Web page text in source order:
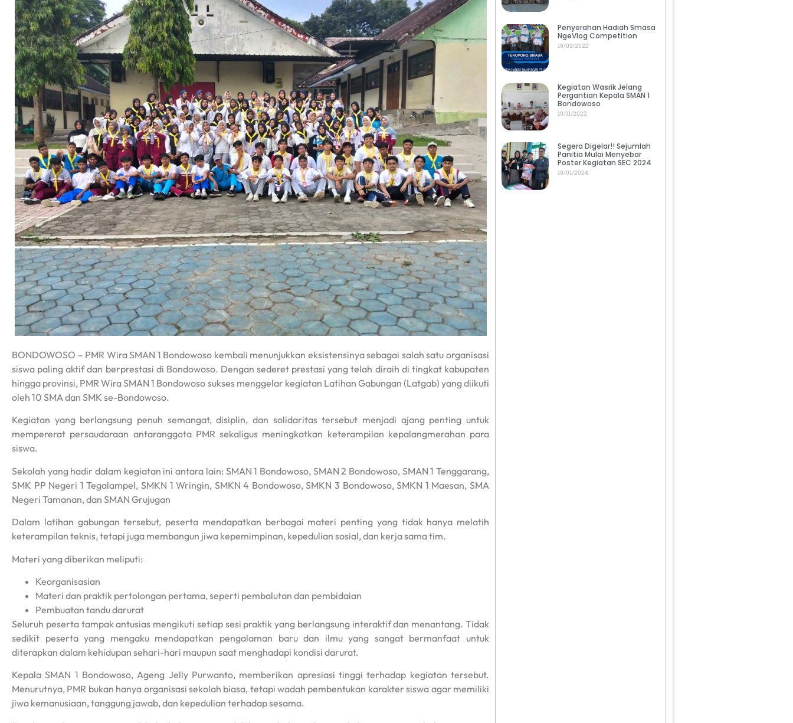
BONDOWOSO – PMR Wira SMAN 1 Bondowoso kembali menunjukkan eksistensinya sebagai salah satu organisasi
siswa paling aktif dan berprestasi di Bondowoso. Dengan sederet prestasi yang telah diraih di tingkat kabupaten
hingga provinsi, PMR Wira SMAN 1 Bondowoso sukses menggelar kegiatan Latihan Gabungan (Latgab) yang diikuti
oleh 10 SMA dan SMK se-Bondowoso.
Kegiatan yang berlangsung penuh semangat, disiplin, dan solidaritas tersebut menjadi ajang penting untuk
mempererat persaudaraan antaranggota PMR sekaligus meningkatkan keterampilan kepalangmerahan para
siswa.
Sekolah yang hadir dalam kegiatan ini antara lain: SMAN 1 Bondowoso, SMAN 2 Bondowoso, SMAN 1 Tenggarang,
SMK PP Negeri 1 Tegalampel, SMKN 1 Wringin, SMKN 4 Bondowoso, SMKN 3 Bondowoso, SMKN 1 Maesan, SMA
Negeri Tamanan, dan SMAN Grujugan
Dalam latihan gabungan tersebut, peserta mendapatkan berbagai materi penting yang tidak hanya melatih
keterampilan teknis, tetapi juga membangun jiwa kepemimpinan, kepedulian sosial, dan kerja sama tim.
Materi yang diberikan meliputi:
Keorganisasian
Materi dan praktik pertolongan pertama, seperti pembalutan dan pembidaian
Pembuatan tandu darurat
Seluruh peserta tampak antusias mengikuti setiap sesi praktik yang berlangsung interaktif dan menantang. Tidak
sedikit peserta yang mengaku mendapatkan pengalaman baru dan ilmu yang sangat bermanfaat untuk
diterapkan dalam kehidupan sehari-hari maupun saat menghadapi kondisi darurat.
Kepala SMAN 1 Bondowoso, Ageng Jelly Purwanto, memberikan apresiasi tinggi terhadap kegiatan tersebut.
Menurutnya, PMR bukan hanya organisasi sekolah biasa, tetapi wadah pembentukan karakter siswa agar memiliki
jiwa kemanusiaan, tanggung jawab, dan kepedulian terhadap sesama.
Penyerahan Hadiah Smasa
NgeVlog Competition
19/03/2022
Kegiatan Wasrik Jelang
Pergantian Kepala SMAN 1
Bondowoso
19/11/2022
Segera Digelar!! Sejumlah
Panitia Mulai Menyebar
Poster Kegiatan SEC 2024
19/01/2024